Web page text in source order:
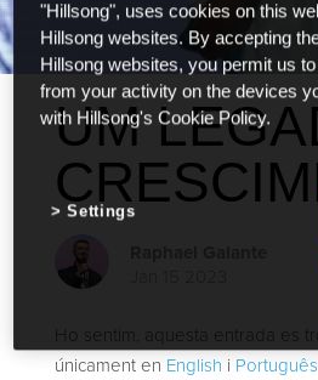
UM
Ho sentim, aquesta entrada es
únicament en English i
"Hillsong", uses cookies on this
Hillsong websites. By accepting
Hillsong websites, you permit us
from your activity on the devices
with Hillsong's Cookie Policy.
Settings